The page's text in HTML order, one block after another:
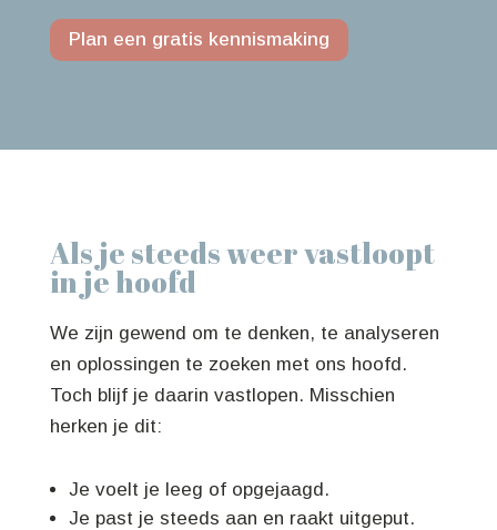
Plan een gratis kennismaking
Als je steeds weer vastloopt
in je hoofd
We zijn gewend om te denken, te analyseren
en oplossingen te zoeken met ons hoofd.
Toch blijf je daarin vastlopen. Misschien
herken je dit:
Je voelt je leeg of opgejaagd.
Je past je steeds aan en raakt uitgeput.